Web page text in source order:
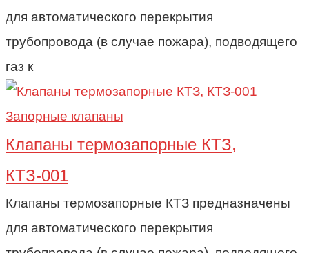
для автоматического перекрытия
трубопровода (в случае пожара), подводящего
газ к
Запорные клапаны
Клапаны термозапорные КТЗ,
КТЗ-001
Клапаны термозапорные КТЗ предназначены
для автоматического перекрытия